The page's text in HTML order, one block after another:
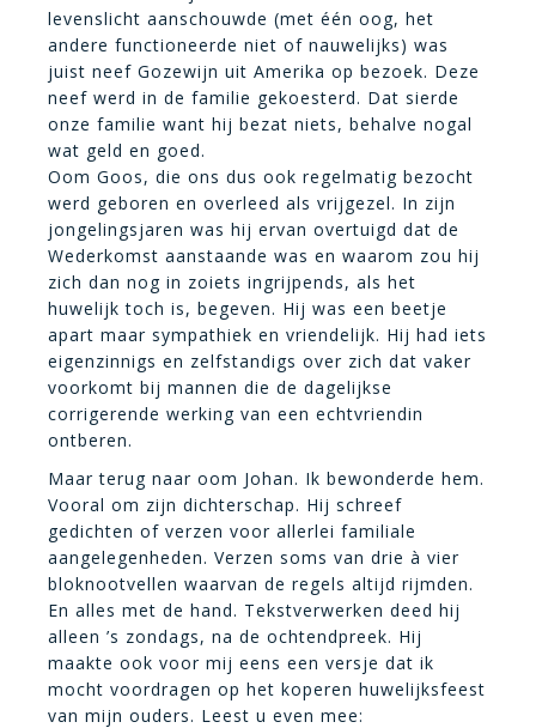
levenslicht aanschouwde (met één oog, het
andere functioneerde niet of nauwelijks) was
juist neef Gozewijn uit Amerika op bezoek. Deze
neef werd in de familie gekoesterd. Dat sierde
onze familie want hij bezat niets, behalve nogal
wat geld en goed.
Oom Goos, die ons dus ook regelmatig bezocht
werd geboren en overleed als vrijgezel. In zijn
jongelingsjaren was hij ervan overtuigd dat de
Wederkomst aanstaande was en waarom zou hij
zich dan nog in zoiets ingrijpends, als het
huwelijk toch is, begeven. Hij was een beetje
apart maar sympathiek en vriendelijk. Hij had iets
eigenzinnigs en zelfstandigs over zich dat vaker
voorkomt bij mannen die de dagelijkse
corrigerende werking van een echtvriendin
ontberen.
Maar terug naar oom Johan. Ik bewonderde hem.
Vooral om zijn dichterschap. Hij schreef
gedichten of verzen voor allerlei familiale
aangelegenheden. Verzen soms van drie à vier
bloknootvellen waarvan de regels altijd rijmden.
En alles met de hand. Tekstverwerken deed hij
alleen ’s zondags, na de ochtendpreek. Hij
maakte ook voor mij eens een versje dat ik
mocht voordragen op het koperen huwelijksfeest
van mijn ouders. Leest u even mee: